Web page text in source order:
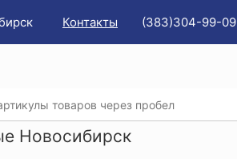
Контакты (383)304-99-09
Новосибирск